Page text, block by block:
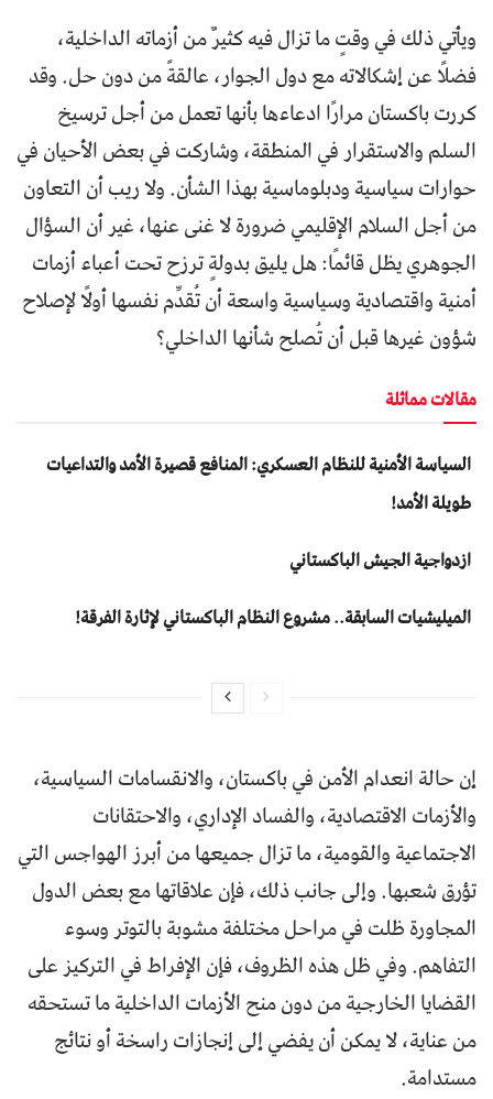
ويأتي ذلك في وقتٍ ما تزال فيه كثيرٌ من أزماته الداخلية،
فضلًا عن إشكالاته مع دول الجوار، عالقةً من دون حل. وقد
كررت باكستان مرارًا ادعاءها بأنها تعمل من أجل ترسيخ
السلم والاستقرار في المنطقة، وشاركت في بعض الأحيان في
حوارات سياسية ودبلوماسية بهذا الشأن. ولا ريب أن التعاون
من أجل السلام الإقليمي ضرورة لا غنى عنها، غير أن السؤال
الجوهري يظل قائمًا: هل يليق بدولةٍ ترزح تحت أعباء أزمات
أمنية واقتصادية وسياسية واسعة أن تُقدِّم نفسها أولًا لإصلاح
شؤون غيرها قبل أن تُصلح شأنها الداخلي؟
مقالات مماثلة
السياسة الأمنية للنظام العسكري: المنافع قصيرة الأمد والتداعيات
طويلة الأمد!
ازدواجية الجيش الباكستاني
المیلیشیات السابقة.. مشروع النظام الباكستاني لإثارة الفرقة!
إن حالة انعدام الأمن في باكستان، والانقسامات السياسية،
والأزمات الاقتصادية، والفساد الإداري، والاحتقانات
الاجتماعية والقومية، ما تزال جميعها من أبرز الهواجس التي
تؤرق شعبها. وإلى جانب ذلك، فإن علاقاتها مع بعض الدول
المجاورة ظلت في مراحل مختلفة مشوبة بالتوتر وسوء
التفاهم. وفي ظل هذه الظروف، فإن الإفراط في التركيز على
القضايا الخارجية من دون منح الأزمات الداخلية ما تستحقه
من عناية، لا يمكن أن يفضي إلى إنجازات راسخة أو نتائج
مستدامة.